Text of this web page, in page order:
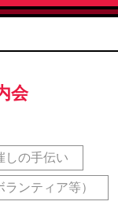
会
しの手伝い
ンティア等）